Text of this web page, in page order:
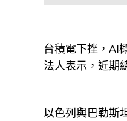
台積電下挫，AI
法人表示，近期
以色列與巴勒斯